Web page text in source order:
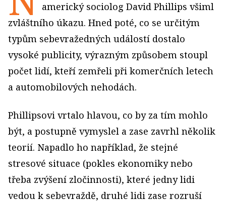
americký sociolog David Phillips všiml
zvláštního úkazu. Hned poté, co se určitým
typům sebevražedných událostí dostalo
vysoké publicity, výrazným způsobem stoupl
počet lidí, kteří zemřeli při komerčních letech
a automobilových nehodách.
Phillipsovi vrtalo hlavou, co by za tím mohlo
být, a postupně vymyslel a zase zavrhl několik
teorií. Napadlo ho například, že stejné
stresové situace (pokles ekonomiky nebo
třeba zvýšení zločinnosti), které jedny lidi
vedou k sebevraždě, druhé lidi zase rozruší